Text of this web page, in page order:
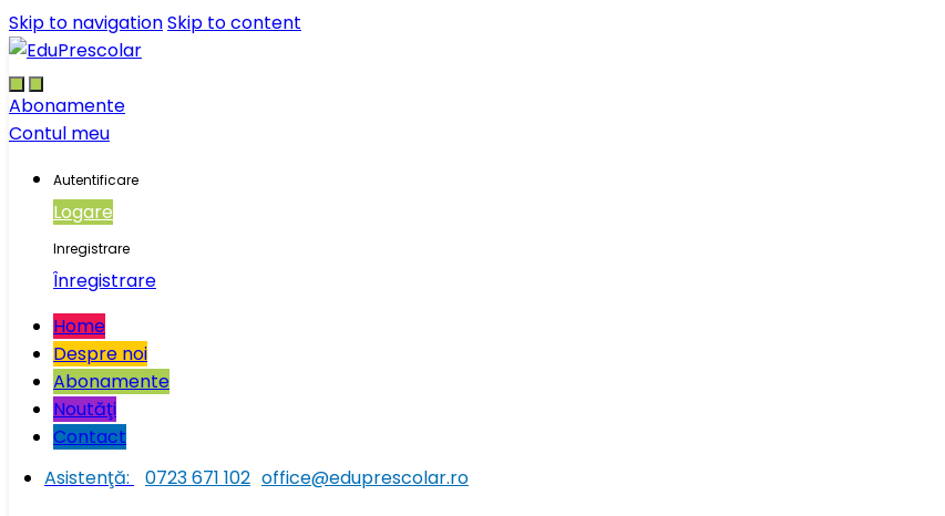
Skip to navigationSkip to content
Abonamente
Contul meu
Autentificare
Logare
Inregistrare
Înregistrare
Home
Despre noi
Abonamente
Noutăţi
Contact
Asistenţă:
0723 671 102 office@eduprescolar.ro